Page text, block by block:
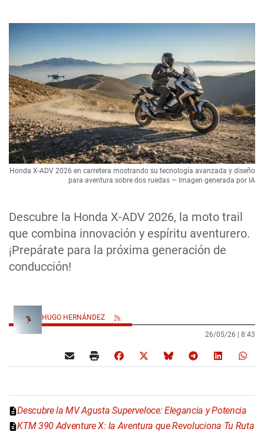
Descubre la Honda X-ADV 2026, la moto trail
que combina innovación y espíritu aventurero.
¡Prepárate para la próxima generación de
conducción!
Honda X-ADV 2026 en carretera mostrando su tecnología avanzada y diseño
para aventura sobre dos ruedas — Imagen generada por IA
HUGO HERNÁNDEZ
26/05/26 | 8:43
Descubre la MV Agusta Superveloce: Elegancia y Potencia
KTM 390 Adventure X: la Aventura que Revoluciona Tu Ruta